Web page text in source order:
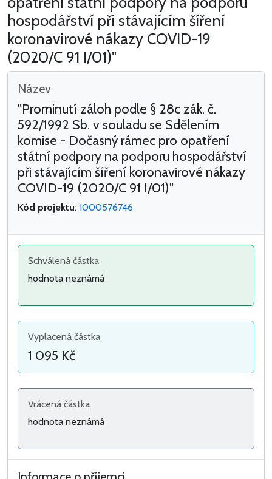
hospodářství při stávajícím šíření
koronavirové nákazy COVID-19
(2020/C 91 I/01)"
Název
"Prominutí záloh podle § 28c zák. č.
592/1992 Sb. v souladu se Sdělením
komise - Dočasný rámec pro opatření
státní podpory na podporu hospodářství
při stávajícím šíření koronavirové nákazy
COVID-19 (2020/C 91 I/01)"
Kód projektu: 1000576746
Schválená částka
hodnota neznámá
Vyplacená částka
1 095 Kč
Vrácená částka
hodnota neznámá